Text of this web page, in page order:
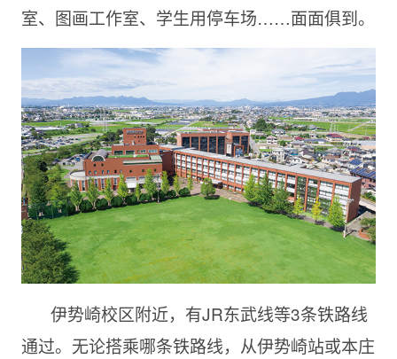
室、图画工作室、学生用停车场……面面俱到。
伊势崎校区附近，有JR东武线等3条铁路线
通过。无论搭乘哪条铁路线，从伊势崎站或本庄